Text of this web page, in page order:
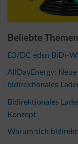
Beliebte Themen
E3/DC edsn BiDi-
AllDayEnergy:
bidirektionales
Bidirektionales
Konzept
Warum sich